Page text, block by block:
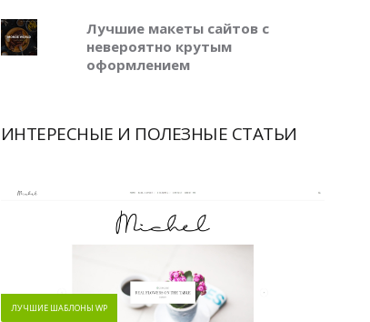
Лучшие макеты сайтов с
невероятно крутым
оформлением
ИНТЕРЕСНЫЕ И ПОЛЕЗНЫЕ СТАТЬИ
ЛУЧШИЕ ШАБЛОНЫ WP